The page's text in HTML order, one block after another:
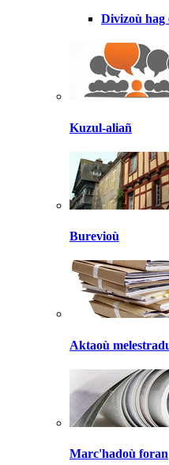
Divizoù hag
Kuzul-aliañ
Burevioù
Aktaoù
Marc'hadoù foran